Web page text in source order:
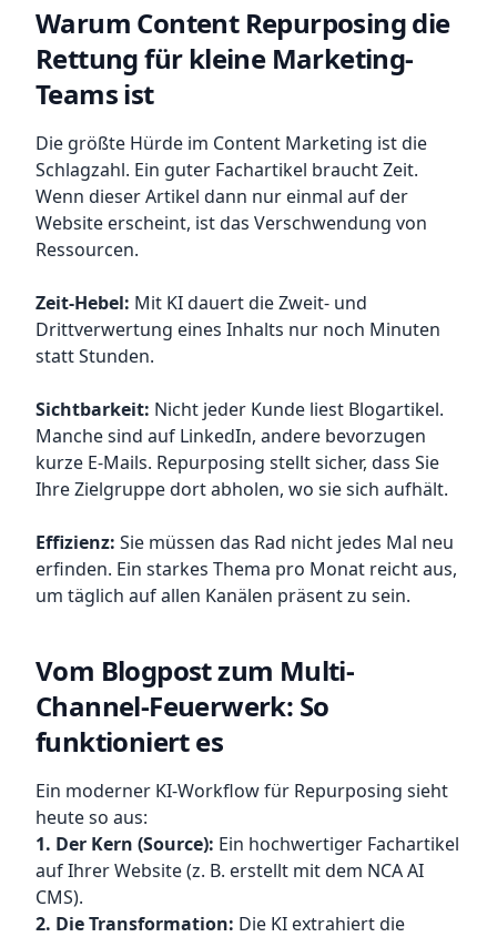
Warum Content Repurposing die
Rettung für kleine Marketing-
Teams ist
Die größte Hürde im Content Marketing ist die
Schlagzahl. Ein guter Fachartikel braucht Zeit.
Wenn dieser Artikel dann nur einmal auf der
Website erscheint, ist das Verschwendung von
Ressourcen.
Zeit-Hebel: Mit KI dauert die Zweit- und
Drittverwertung eines Inhalts nur noch Minuten
statt Stunden.
Sichtbarkeit: Nicht jeder Kunde liest Blogartikel.
Manche sind auf LinkedIn, andere bevorzugen
kurze E-Mails. Repurposing stellt sicher, dass Sie
Ihre Zielgruppe dort abholen, wo sie sich aufhält.
Effizienz: Sie müssen das Rad nicht jedes Mal neu
erfinden. Ein starkes Thema pro Monat reicht aus,
um täglich auf allen Kanälen präsent zu sein.
Vom Blogpost zum Multi-
Channel-Feuerwerk: So
funktioniert es
Ein moderner KI-Workflow für Repurposing sieht
heute so aus:
1. Der Kern (Source): Ein hochwertiger Fachartikel
auf Ihrer Website (z. B. erstellt mit dem NCA AI
CMS).
2. Die Transformation: Die KI extrahiert die